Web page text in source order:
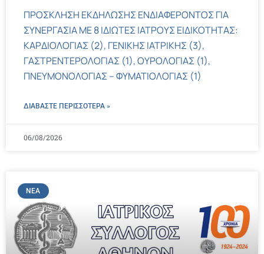
ΠΡΟΣΚΛΗΣΗ ΕΚΔΗΛΩΣΗΣ ΕΝΔΙΑΦΕΡΟΝΤΟΣ ΓΙΑ
ΣΥΝΕΡΓΑΣΙΑ ΜΕ 8 ΙΔΙΩΤΕΣ ΙΑΤΡΟΥΣ ΕΙΔΙΚΟΤΗΤΑΣ:
ΚΑΡΔΙΟΛΟΓΙΑΣ (2), ΓΕΝΙΚΗΣ ΙΑΤΡΙΚΗΣ (3),
ΓΑΣΤΡΕΝΤΕΡΟΛΟΓΙΑΣ (1), ΟΥΡΟΛΟΓΙΑΣ (1),
ΠΝΕΥΜΟΝΟΛΟΓΙΑΣ – ΦΥΜΑΤΙΟΛΟΓΙΑΣ (1)
ΔΙΑΒΑΣΤΕ ΠΕΡΙΣΣΌΤΕΡΑ »
06/08/2026
ΝΈΑ